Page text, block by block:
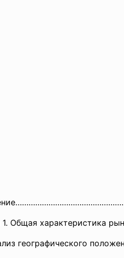
1. Общая характеристика
географического